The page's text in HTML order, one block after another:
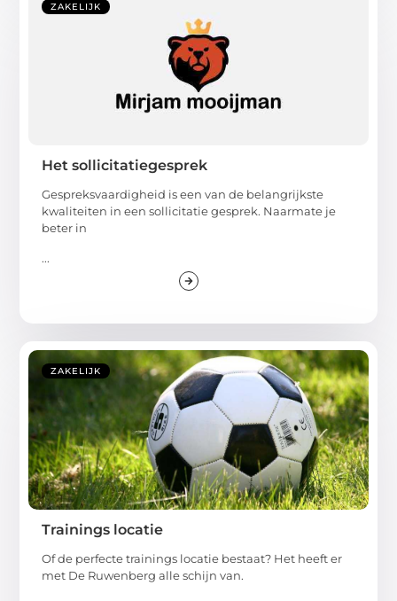
ZAKELIJK
Het sollicitatiegesprek
Gespreksvaardigheid is een van de belangrijkste
kwaliteiten in een sollicitatie gesprek. Naarmate je
beter in
...
ZAKELIJK
Trainings locatie
Of de perfecte trainings locatie bestaat? Het heeft er
met De Ruwenberg alle schijn van.